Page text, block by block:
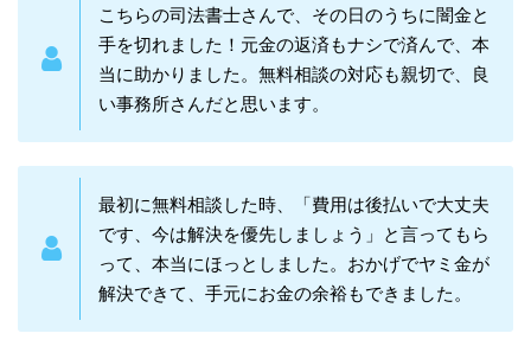
こちらの司法書士さんで、その日のうちに闇金と
手を切れました！元金の返済もナシで済んで、本
当に助かりました。無料相談の対応も親切で、良
い事務所さんだと思います。
最初に無料相談した時、「費用は後払いで大丈夫
です、今は解決を優先しましょう」と言ってもら
って、本当にほっとしました。おかげでヤミ金が
解決できて、手元にお金の余裕もできました。